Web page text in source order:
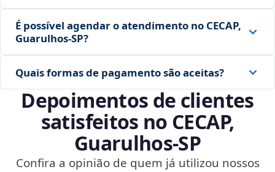
É possível agendar o atendimento no CECAP,
Guarulhos‑SP?
Quais formas de pagamento são aceitas?
Depoimentos de clientes
satisfeitos no CECAP,
Guarulhos‑SP
Confira a opinião de quem já utilizou nossos